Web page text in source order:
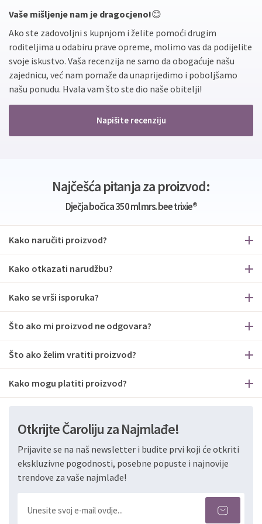
Vaše mišljenje nam je dragocjeno!😊
Ako ste zadovoljni s kupnjom i želite pomoći drugim
roditeljima u odabiru prave opreme, molimo vas da podijelite
svoje iskustvo. Vaša recenzija ne samo da obogaćuje našu
zajednicu, već nam pomaže da unaprijedimo i poboljšamo
našu ponudu. Hvala vam što ste dio naše obitelji!
Napišite recenziju
Najčešća pitanja za proizvod:
Dječja bočica 350 ml mrs. bee trixie®
Kako naručiti proizvod?
Kako otkazati narudžbu?
Kako se vrši isporuka?
Što ako mi proizvod ne odgovara?
Što ako želim vratiti proizvod?
Kako mogu platiti proizvod?
Otkrijte Čaroliju za Najmlađe!
Prijavite se na naš newsletter i budite prvi koji će otkriti
ekskluzivne pogodnosti, posebne popuste i najnovije
trendove za vaše najmlađe!